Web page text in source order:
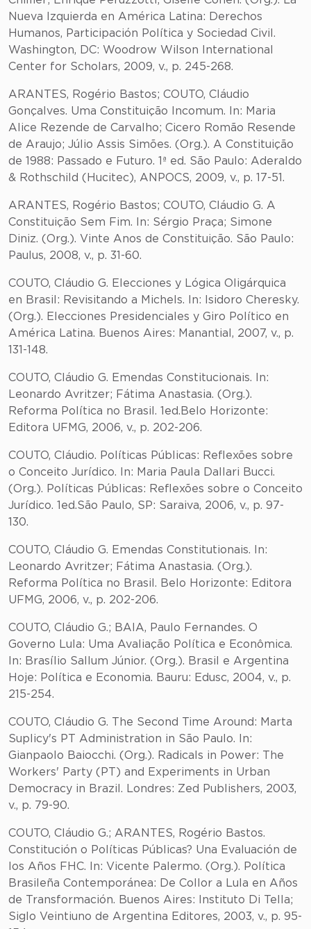
Nueva Izquierda en América Latina: Derechos
Humanos, Participación Política y Sociedad Civil.
Washington, DC: Woodrow Wilson International
Center for Scholars, 2009, v., p. 245-268.
ARANTES, Rogério Bastos; COUTO, Cláudio
Gonçalves. Uma Constituição Incomum. In: Maria
Alice Rezende de Carvalho; Cicero Romão Resende
de Araujo; Júlio Assis Simões. (Org.). A Constituição
de 1988: Passado e Futuro. 1ª ed. São Paulo: Aderaldo
& Rothschild (Hucitec), ANPOCS, 2009, v., p. 17-51.
ARANTES, Rogério Bastos; COUTO, Cláudio G. A
Constituição Sem Fim. In: Sérgio Praça; Simone
Diniz. (Org.). Vinte Anos de Constituição. São Paulo:
Paulus, 2008, v., p. 31-60.
COUTO, Cláudio G. Elecciones y Lógica Oligárquica
en Brasil: Revisitando a Michels. In: Isidoro Cheresky.
(Org.). Elecciones Presidenciales y Giro Político en
América Latina. Buenos Aires: Manantial, 2007, v., p.
131-148.
COUTO, Cláudio G. Emendas Constitucionais. In:
Leonardo Avritzer; Fátima Anastasia. (Org.).
Reforma Política no Brasil. 1ed.Belo Horizonte:
Editora UFMG, 2006, v., p. 202-206.
COUTO, Cláudio. Políticas Públicas: Reflexões sobre
o Conceito Jurídico. In: Maria Paula Dallari Bucci.
(Org.). Políticas Públicas: Reflexões sobre o Conceito
Jurídico. 1ed.São Paulo, SP: Saraiva, 2006, v., p. 97-
130.
COUTO, Cláudio G. Emendas Constitutionais. In:
Leonardo Avritzer; Fátima Anastasia. (Org.).
Reforma Política no Brasil. Belo Horizonte: Editora
UFMG, 2006, v., p. 202-206.
COUTO, Cláudio G.; BAIA, Paulo Fernandes. O
Governo Lula: Uma Avaliação Política e Econômica.
In: Brasílio Sallum Júnior. (Org.). Brasil e Argentina
Hoje: Política e Economia. Bauru: Edusc, 2004, v., p.
215-254.
COUTO, Cláudio G. The Second Time Around: Marta
Suplicy's PT Administration in São Paulo. In:
Gianpaolo Baiocchi. (Org.). Radicals in Power: The
Workers' Party (PT) and Experiments in Urban
Democracy in Brazil. Londres: Zed Publishers, 2003,
v., p. 79-90.
COUTO, Cláudio G.; ARANTES, Rogério Bastos.
Constitución o Políticas Públicas? Una Evaluación de
los Años FHC. In: Vicente Palermo. (Org.). Política
Brasileña Contemporánea: De Collor a Lula en Años
de Transformación. Buenos Aires: Instituto Di Tella;
Siglo Veintiuno de Argentina Editores, 2003, v., p. 95-